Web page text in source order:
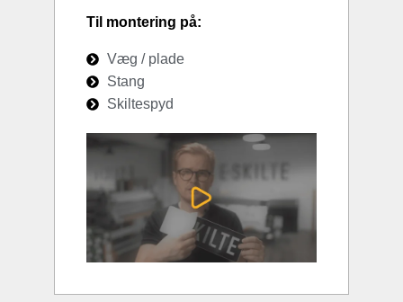
Til montering på:
Væg / plade
Stang
Skiltespyd